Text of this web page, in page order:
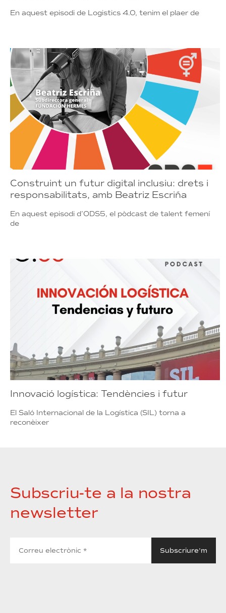
En aquest episodi de Logistics 4.0, tenim el plaer de
Construint un futur digital inclusiu: drets i
responsabilitats, amb Beatriz Escriña
En aquest episodi d’ODS5, el pòdcast de talent femení
de
Innovació logística: Tendències i futur
El Saló Internacional de la Logística (SIL) torna a
reconèixer
Subscriu-te a la nostra
newsletter